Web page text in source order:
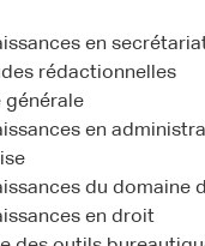
en
rédactionnelles
générale
en
du domaine
en droit